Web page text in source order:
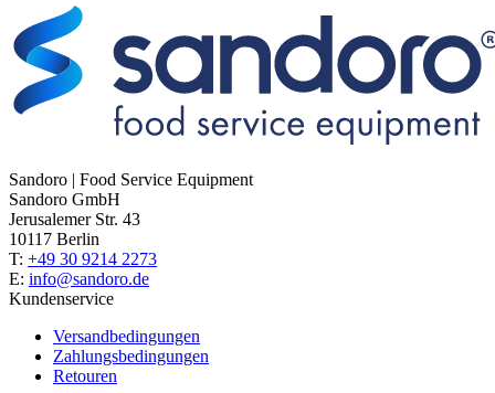
Sandoro | Food Service Equipment
Sandoro GmbH
Jerusalemer Str. 43
10117 Berlin
T: +49 30 9214 2273
E: info@sandoro.de
Kundenservice
Versandbedingungen
Zahlungsbedingungen
Retouren